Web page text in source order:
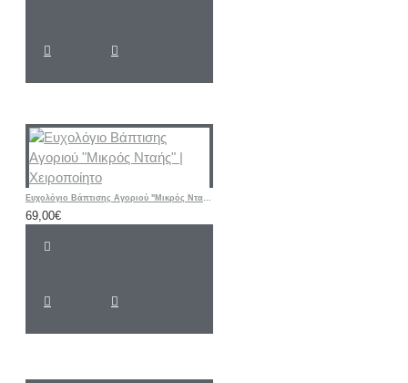
Ευχολόγιο Βάπτισης Αγοριού "Μικρός Νταής" | Χειροποίητο
69,00€